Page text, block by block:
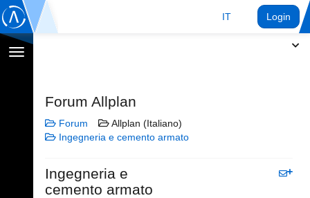
IT Login
Toggle
Forum Allplan
Forum
Allplan (Italiano)
Ingegneria e cemento armato
Ingegneria e
cemento armato